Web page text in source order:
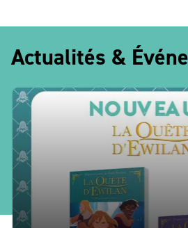
Actualités &